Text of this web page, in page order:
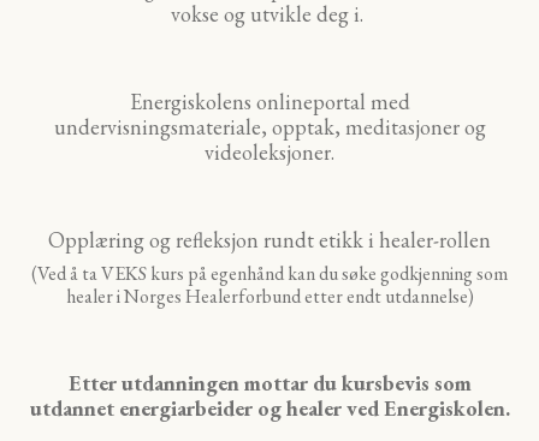
vokse og utvikle deg i.
Energiskolens onlineportal med
undervisningsmateriale, opptak, meditasjoner og
videoleksjoner.
Opplæring og refleksjon rundt etikk i healer-rollen
(Ved å ta VEKS kurs på egenhånd kan du søke godkjenning som
healer i Norges Healerforbund etter endt utdannelse)
Etter utdanningen mottar du kursbevis som
utdannet energiarbeider og healer ved Energiskolen.